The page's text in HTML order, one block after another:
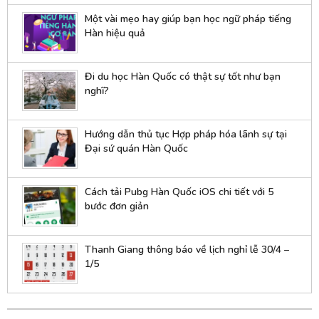
Một vài mẹo hay giúp bạn học ngữ pháp tiếng
Hàn hiệu quả
Đi du học Hàn Quốc có thật sự tốt như bạn
nghĩ?
Hướng dẫn thủ tục Hợp pháp hóa lãnh sự tại
Đại sứ quán Hàn Quốc
Cách tải Pubg Hàn Quốc iOS chi tiết với 5
bước đơn giản
Thanh Giang thông báo về lịch nghỉ lễ 30/4 –
1/5